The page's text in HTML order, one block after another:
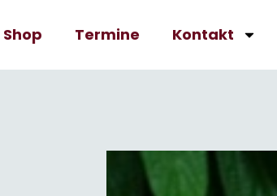
Shop Termine Kontakt